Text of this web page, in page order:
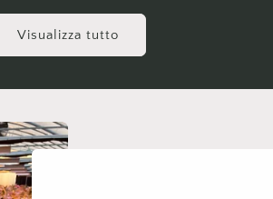
Visualizza tutto